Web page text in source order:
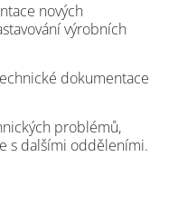
nových
výrobních
dokumentace
problémů,
s dalšími odděleními.